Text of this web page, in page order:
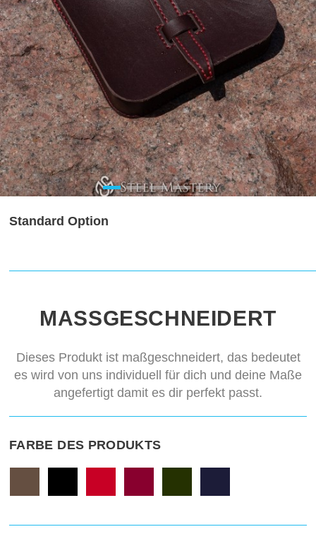
Standard Option
MASSGESCHNEIDERT
Dieses Produkt ist maßgeschneidert, das bedeutet
es wird von uns individuell für dich und deine Maße
angefertigt damit es dir perfekt passt.
FARBE DES PRODUKTS